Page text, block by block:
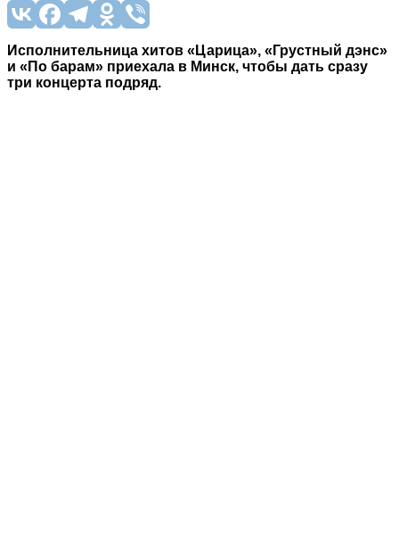
Исполнительница хитов «Царица», «Грустный дэнс»
и «По барам» приехала в Минск, чтобы дать сразу
три концерта подряд.